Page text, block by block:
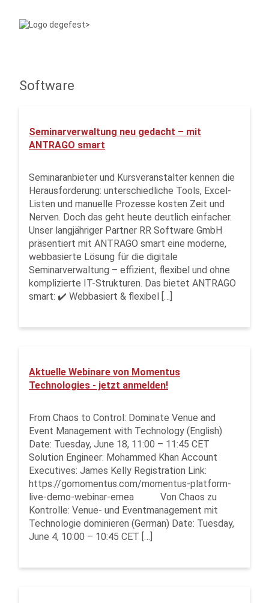
Software
Seminarverwaltung neu gedacht – mit
ANTRAGO smart
Seminaranbieter und Kursveranstalter kennen die
Herausforderung: unterschiedliche Tools, Excel-
Listen und manuelle Prozesse kosten Zeit und
Nerven. Doch das geht heute deutlich einfacher.
Unser langjähriger Partner RR Software GmbH
präsentiert mit ANTRAGO smart eine moderne,
webbasierte Lösung für die digitale
Seminarverwaltung – effizient, flexibel und ohne
komplizierte IT-Strukturen. Das bietet ANTRAGO
smart: ✔️ Webbasiert & flexibel […]
Aktuelle Webinare von Momentus
Technologies - jetzt anmelden!
From Chaos to Control: Dominate Venue and
Event Management with Technology (English)
Date: Tuesday, June 18, 11:00 – 11:45 CET
Solution Engineer: Mohammed Khan Account
Executives: James Kelly Registration Link:
https://gomomentus.com/momentus-platform-
live-demo-webinar-emea Von Chaos zu
Kontrolle: Venue- und Eventmanagement mit
Technologie dominieren (German) Date: Tuesday,
June 4, 10:00 – 10:45 CET […]